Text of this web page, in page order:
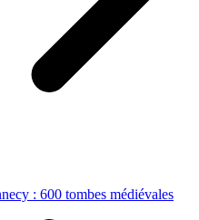
: 600 tombes médiévales